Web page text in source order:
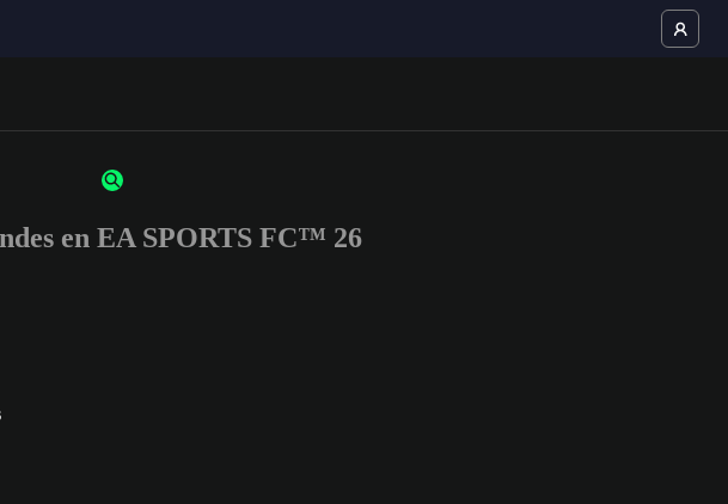
o números.
en EA SPORTS FC™ 26